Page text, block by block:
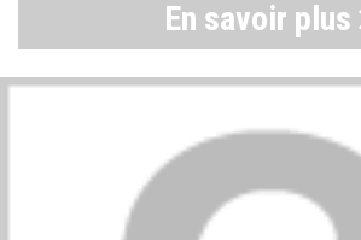
En savoir plus